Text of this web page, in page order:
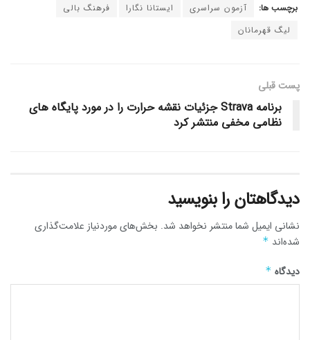
برچسب ها: آزمون سراسری ایستانا نگارا
فرهنگ بالی
لیگ قهرمانان
پست قبلی
برنامه Strava جزئیات نقشه حرارت را در مورد پایگاه های
نظامی مخفی منتشر کرد
دیدگاهتان را بنویسید
نشانی ایمیل شما منتشر نخواهد شد. بخش‌های موردنیاز علامت‌گذاری
شده‌اند *
دیدگاه *